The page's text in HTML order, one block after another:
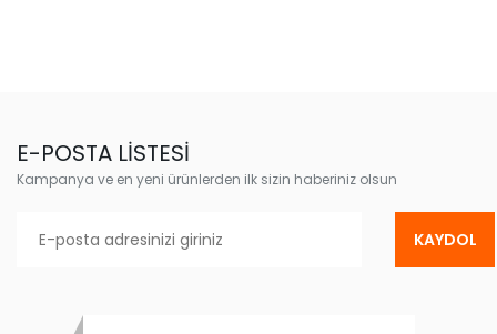
E-POSTA LİSTESİ
Kampanya ve en yeni ürünlerden ilk sizin haberiniz olsun
KAYDOL